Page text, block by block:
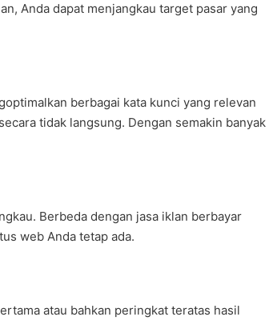
Anda dapat menjangkau target pasar yang
berbagai kata kunci yang relevan
tidak langsung. Dengan semakin banyak
Berbeda dengan jasa iklan berbayar
web Anda tetap ada.
atau bahkan peringkat teratas hasil